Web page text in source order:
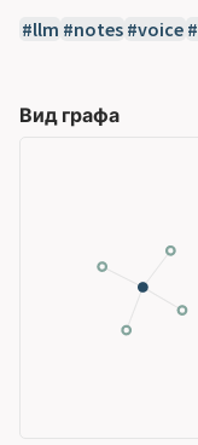
llm notes voice
Вид графа